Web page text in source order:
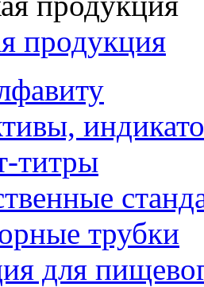
продукция
титры
трубки
для